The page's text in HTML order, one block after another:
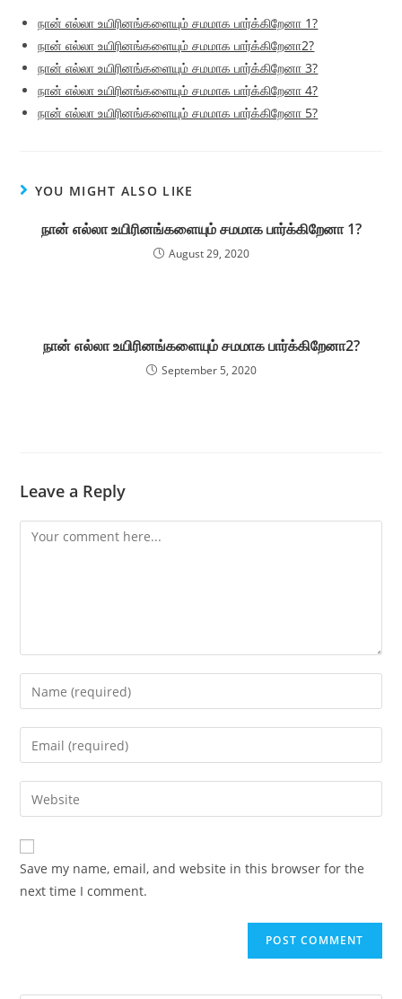
நான் எல்லா உயிரினங்களையும் சமமாக பார்க்கிறேனா 1?
நான் எல்லா உயிரினங்களையும் சமமாக பார்க்கிறேனா2?
நான் எல்லா உயிரினங்களையும் சமமாக பார்க்கிறேனா 3?
நான் எல்லா உயிரினங்களையும் சமமாக பார்க்கிறேனா 4?
நான் எல்லா உயிரினங்களையும் சமமாக பார்க்கிறேனா 5?
YOU MIGHT ALSO LIKE
நான் எல்லா உயிரினங்களையும் சமமாக பார்க்கிறேனா 1?
August 29, 2020
நான் எல்லா உயிரினங்களையும் சமமாக பார்க்கிறேனா2?
September 5, 2020
Leave a Reply
Save my name, email, and website in this browser for the
next time I comment.